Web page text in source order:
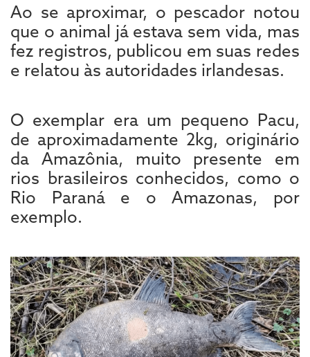
Ao se aproximar, o pescador notou
que o animal já estava sem vida, mas
fez registros, publicou em suas redes
e relatou às autoridades irlandesas.
O exemplar era um pequeno Pacu,
de aproximadamente 2kg, originário
da Amazônia, muito presente em
rios brasileiros conhecidos, como o
Rio Paraná e o Amazonas, por
exemplo.